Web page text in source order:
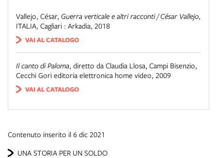
UNA STORIA PER UN SOLDO
Vallejo, César, Guerra verticale e altri racconti / César Vallejo,
ITALIA, Cagliari : Arkadia, 2018
VAI AL CATALOGO
Il canto di Paloma, diretto da Claudia Llosa, Campi Bisenzio,
Cecchi Gori editoria elettronica home video, 2009
VAI AL CATALOGO
Contenuto inserito il 6 dic 2021